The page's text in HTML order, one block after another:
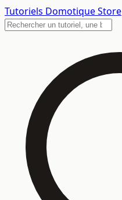
Tutoriels Domotique Store